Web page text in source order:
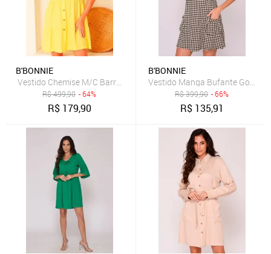
B'BONNIE
Vestido Chemise M/C Barra Babado Botões B’Bonnie Ohana
R$499,90 - 64%
R$ 179,90
B'BONNIE
Vestido Manga Bufante Gola
R$399,90 - 66%
R$ 135,91